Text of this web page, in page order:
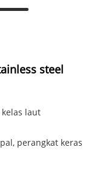
steel
laut
perangkat keras